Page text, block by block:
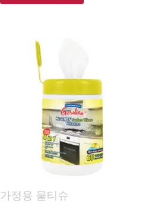
가정용 물티슈